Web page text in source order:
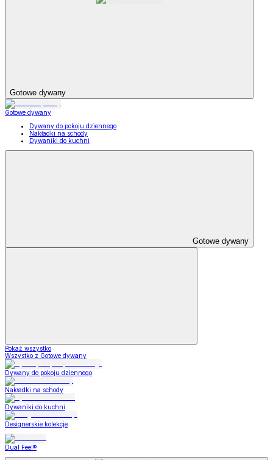
Gotowe dywany
Gotowe dywany
Dywany do pokoju dziennego
Nakładki na schody
Dywaniki do kuchni
Gotowe dywany
Pokaż wszystko
Wszystko z Gotowe dywany
Dywany do pokoju dziennego
Nakładki na schody
Dywaniki do kuchni
Designerskie kolekcje
Dual Feel®